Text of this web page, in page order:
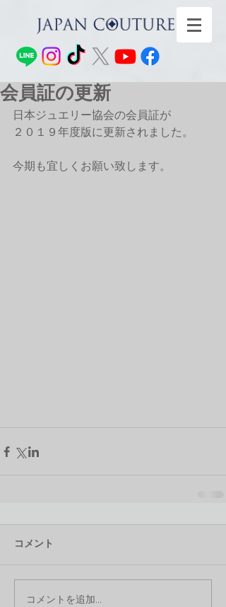
会員証の更新
日本ジュエリー協会の会員証が
２０１９年度版に更新されました。
今期も宜しくお願い致します。
コメント
コメントを追加…